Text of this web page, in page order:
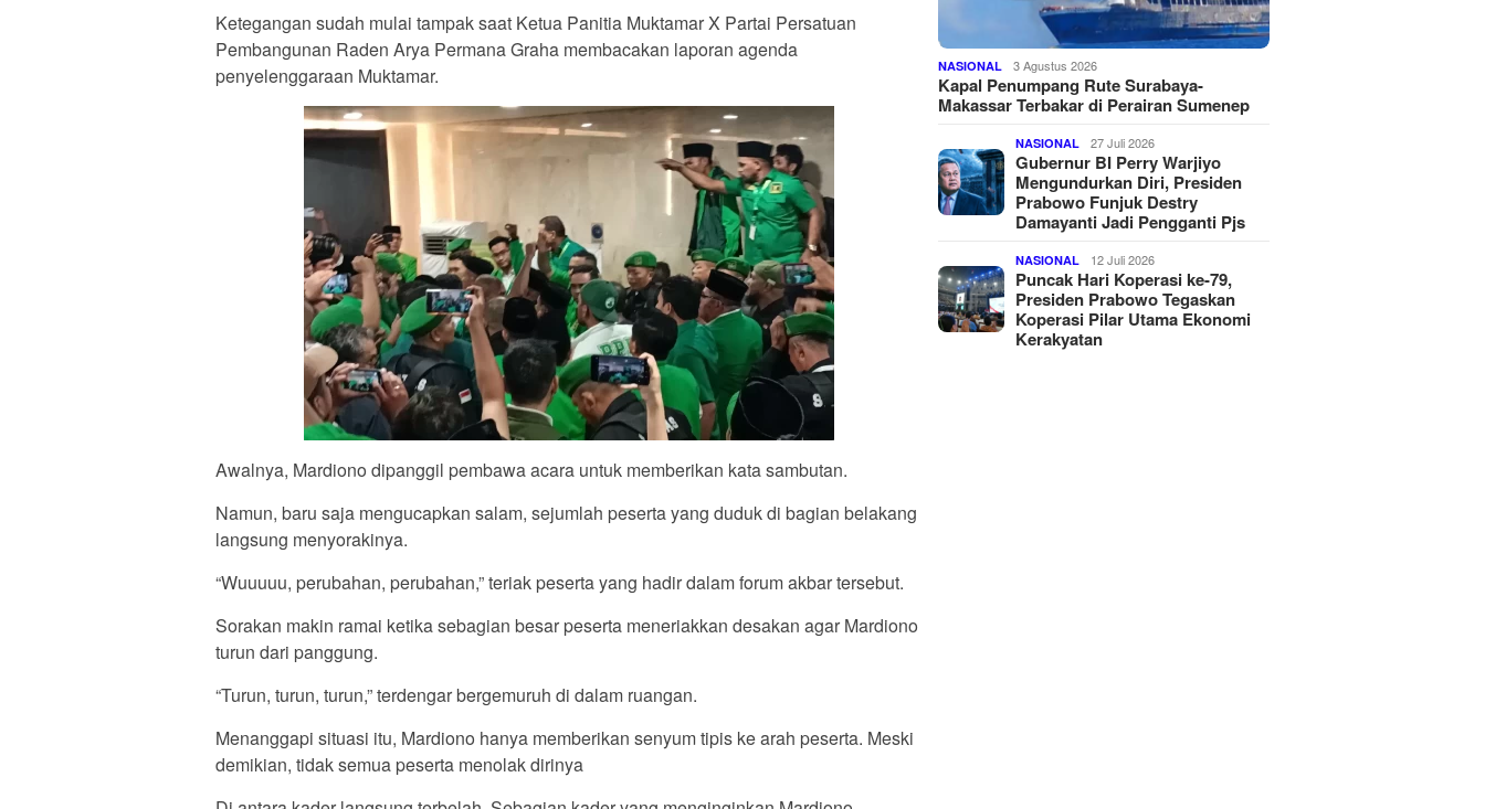
Ketegangan sudah mulai tampak saat Ketua Panitia Muktamar X Partai Persatuan
Pembangunan Raden Arya Permana Graha membacakan laporan agenda
penyelenggaraan Muktamar.
Awalnya, Mardiono dipanggil pembawa acara untuk memberikan kata sambutan.
Namun, baru saja mengucapkan salam, sejumlah peserta yang duduk di bagian belakang
langsung menyorakinya.
“Wuuuuu, perubahan, perubahan,” teriak peserta yang hadir dalam forum akbar tersebut.
Sorakan makin ramai ketika sebagian besar peserta meneriakkan desakan agar Mardiono
turun dari panggung.
“Turun, turun, turun,” terdengar bergemuruh di dalam ruangan.
Menanggapi situasi itu, Mardiono hanya memberikan senyum tipis ke arah peserta. Meski
demikian, tidak semua peserta menolak dirinya
NASIONAL 3 Agustus 2026
Kapal Penumpang Rute Surabaya-
Makassar Terbakar di Perairan Sumenep
NASIONAL 27 Juli 2026
Gubernur BI Perry Warjiyo
Mengundurkan Diri, Presiden
Prabowo Funjuk Destry
Damayanti Jadi Pengganti Pjs
NASIONAL 12 Juli 2026
Puncak Hari Koperasi ke-79,
Presiden Prabowo Tegaskan
Koperasi Pilar Utama Ekonomi
Kerakyatan